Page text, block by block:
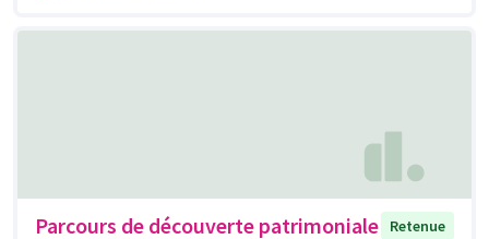
Parcours de découverte patrimoniale
Retenue